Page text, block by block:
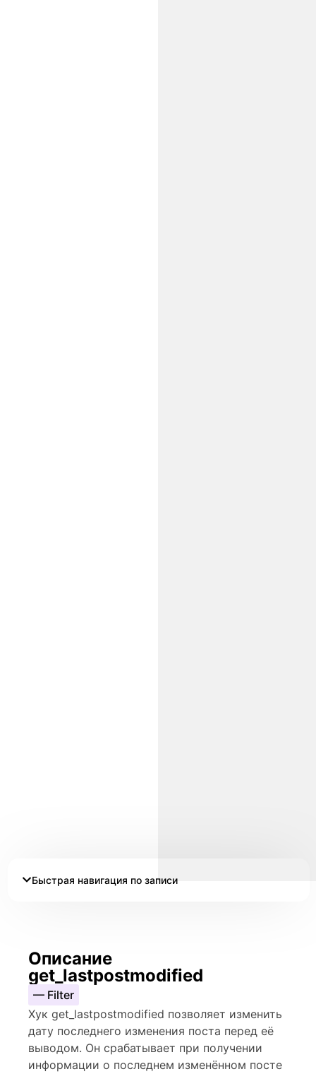
Быстрая навигация по записи
Описание
get_lastpostmodified
— Filter
Хук get_lastpostmodified позволяет изменить
дату последнего изменения поста перед её
выводом. Он срабатывает при получении
информации о последнем изменённом посте